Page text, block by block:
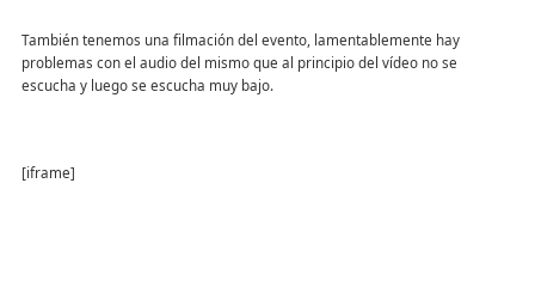
También tenemos una filmación del evento, lamentablemente hay
problemas con el audio del mismo que al principio del vídeo no se
escucha y luego se escucha muy bajo.
[iframe]